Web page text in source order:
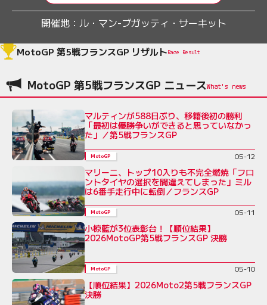
開催地： ル・マン-ブガッティ・サーキット
MotoGP 第5戦フランスGP リザルトRace Result
MotoGP 第5戦フランスGP ニュース
マルティンが588日ぶり、移籍後初の勝利
「最初は優勝争いができると思っていなかっ
た」／第5戦フランスGP
MotoGP 05-12
マリーニ、トップ10入りも不完全燃焼「フロ
ントタイヤの選択を間違えてしまった」ミル
は6番手走行中に転倒／フランスGP
MotoGP 05-11
小椋藍が3位表彰台！【順位結果】
2026MotoGP第5戦フランスGP 決勝
MotoGP 05-10
【順位結果】2026Moto2第5戦フランスGP
決勝